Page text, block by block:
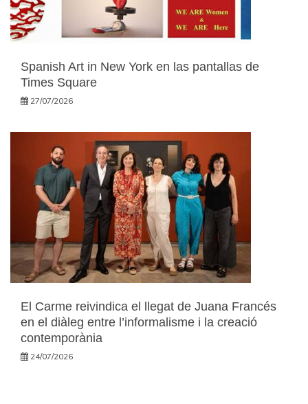
Spanish Art in New York en las pantallas de
Times Square
27/07/2026
El Carme reivindica el llegat de Juana Francés
en el diàleg entre l’informalisme i la creació
contemporània
24/07/2026